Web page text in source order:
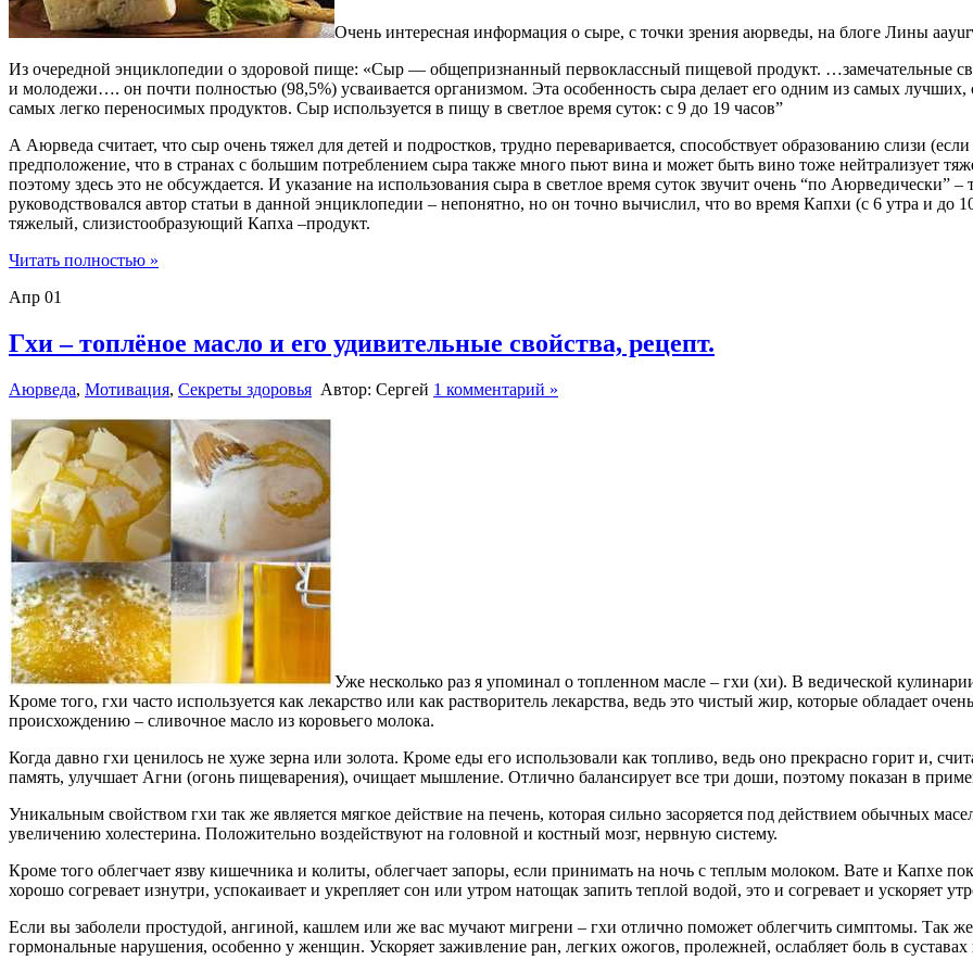
Очень интересная информация о сыре, с точки зрения аюрведы, на блоге Лины
Из очередной энциклопедии о здоровой пище: «Cыр — общепризнанный первоклассный пищевой продукт. …замечательные
и молодежи…. он почти полностью (98,5%) усваивается организмом. Эта особенность сыра делает его одним из самых
самых легко переносимых продуктов. Сыр используется в пищу в светлое время суток: с 9 до 19 часов”
А Аюрведа считает, что сыр очень тяжел для детей и подростков, трудно переваривается, способствует образованию слизи
предположение, что в странах с большим потреблением сыра также много пьют вина и может быть вино тоже нейтрализует
поэтому здесь это не обсуждается. И указание на использования сыра в светлое время суток звучит очень “по
руководствовался автор статьи в данной энциклопедии – непонятно, но он точно вычислил, что во время Капхи (с 6 утра и до
тяжелый, слизистообразующий Капха –продукт.
Читать полностью »
Апр 01
Гхи – топлёное масло и его удивительные свойства, рецепт.
Аюрведа, Мотивация, Секреты здоровья Автор: Сергей 1 комментарий »
Уже несколько раз я упоминал о топленном масле – гхи (хи). В ведической
Кроме того, гхи часто используется как лекарство или как растворитель лекарства, ведь это чистый жир, которые обладает
происхождению – сливочное масло из коровьего молока.
Когда давно гхи ценилось не хуже зерна или золота. Кроме еды его использовали как топливо, ведь оно прекрасно горит и,
память, улучшает Агни (огонь пищеварения), очищает мышление. Отлично балансирует все три доши, поэтому показан в
Уникальным свойством гхи так же является мягкое действие на печень, которая сильно засоряется под действием обычных
увеличению холестерина. Положительно воздействуют на головной и костный мозг, нервную систему.
Кроме того облегчает язву кишечника и колиты, облегчает запоры, если принимать на ночь с теплым молоком. Вате и Капхе
хорошо согревает изнутри, успокаивает и укрепляет сон или утром натощак запить теплой водой, это и согревает и ускоряет
Если вы заболели простудой, ангиной, кашлем или же вас мучают мигрени – гхи отлично поможет облегчить симптомы. Так
гормональные нарушения, особенно у женщин. Ускоряет заживление ран, легких ожогов, пролежней, ослабляет боль в